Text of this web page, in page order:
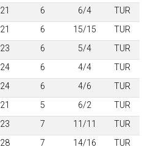
21 6 6/4 TUR
21 6 15/15
TUR
23 6 5/4
TUR
24 6 4/4
TUR
24 6 4/6
TUR
21 5 6/2
TUR
23 7 11/11
TUR
28 7 14/16
TUR